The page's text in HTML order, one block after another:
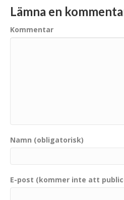
Lämna en
Kommentar
Namn (obligatorisk)
E-post (kommer inte att